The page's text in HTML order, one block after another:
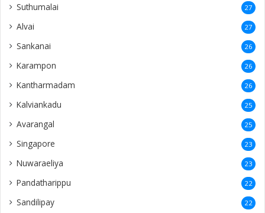
Suthumalai 27
Alvai 27
Sankanai 26
Karampon 26
Kantharmadam 26
Kalviankadu 25
Avarangal 25
Singapore 23
Nuwaraeliya 23
Pandatharippu 22
Sandilipay 22